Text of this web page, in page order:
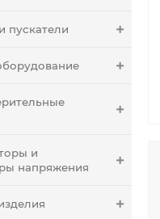
пускатели
и
напряжения